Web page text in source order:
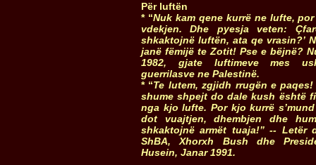
Për luftën
* “Nuk kam qene kurrë ne lufte,
vdekjen. Dhe pyesja veten:
shkaktojnë luftën, ata qe vrasin?’
janë fëmijë te Zotit! Pse e bëjnë?
1982, gjate luftimeve mes
guerrilasve ne Palestinë.
* “Te lutem, zgjidh rrugën e paqes!
shume shpejt do dale kush është
nga kjo lufte. Por kjo kurrë
dot vuajtjen, dhembjen dhe
shkaktojnë armët tuaja!” -- Letër
ShBA, Xhorxh Bush dhe
Husein, Janar 1991.